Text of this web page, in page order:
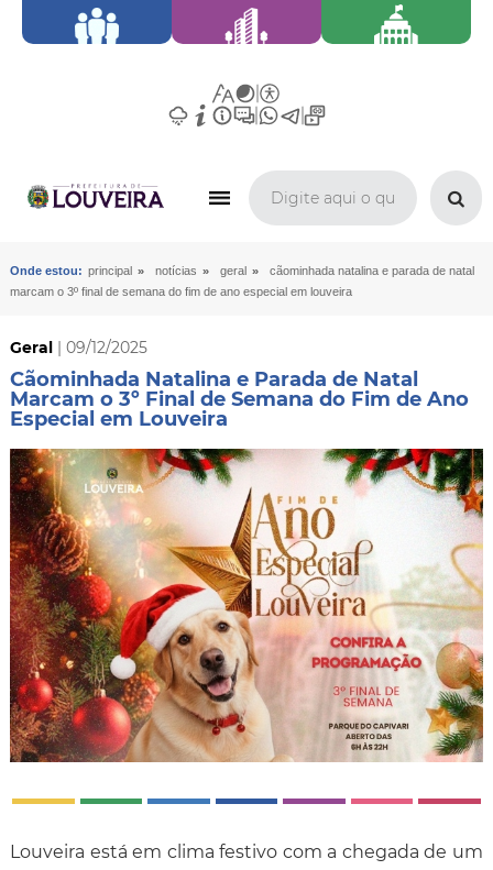
Onde estou: principal » notícias » geral »
cãominhada natalina e parada de natal
marcam o 3º final de semana do fim de ano especial em louveira
Geral| 09/12/2025
Cãominhada Natalina e Parada de Natal
Marcam o 3º Final de Semana do Fim de Ano
Especial em Louveira
Louveira está em clima festivo com a chegada de um